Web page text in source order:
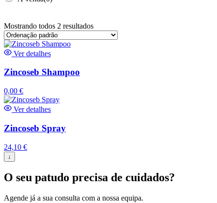
Mostrando todos 2 resultados
Ver detalhes
Zincoseb Shampoo
0,00 €
Ver detalhes
Zincoseb Spray
24,10 €
↓
O seu patudo precisa de cuidados?
Agende já a sua consulta com a nossa equipa.